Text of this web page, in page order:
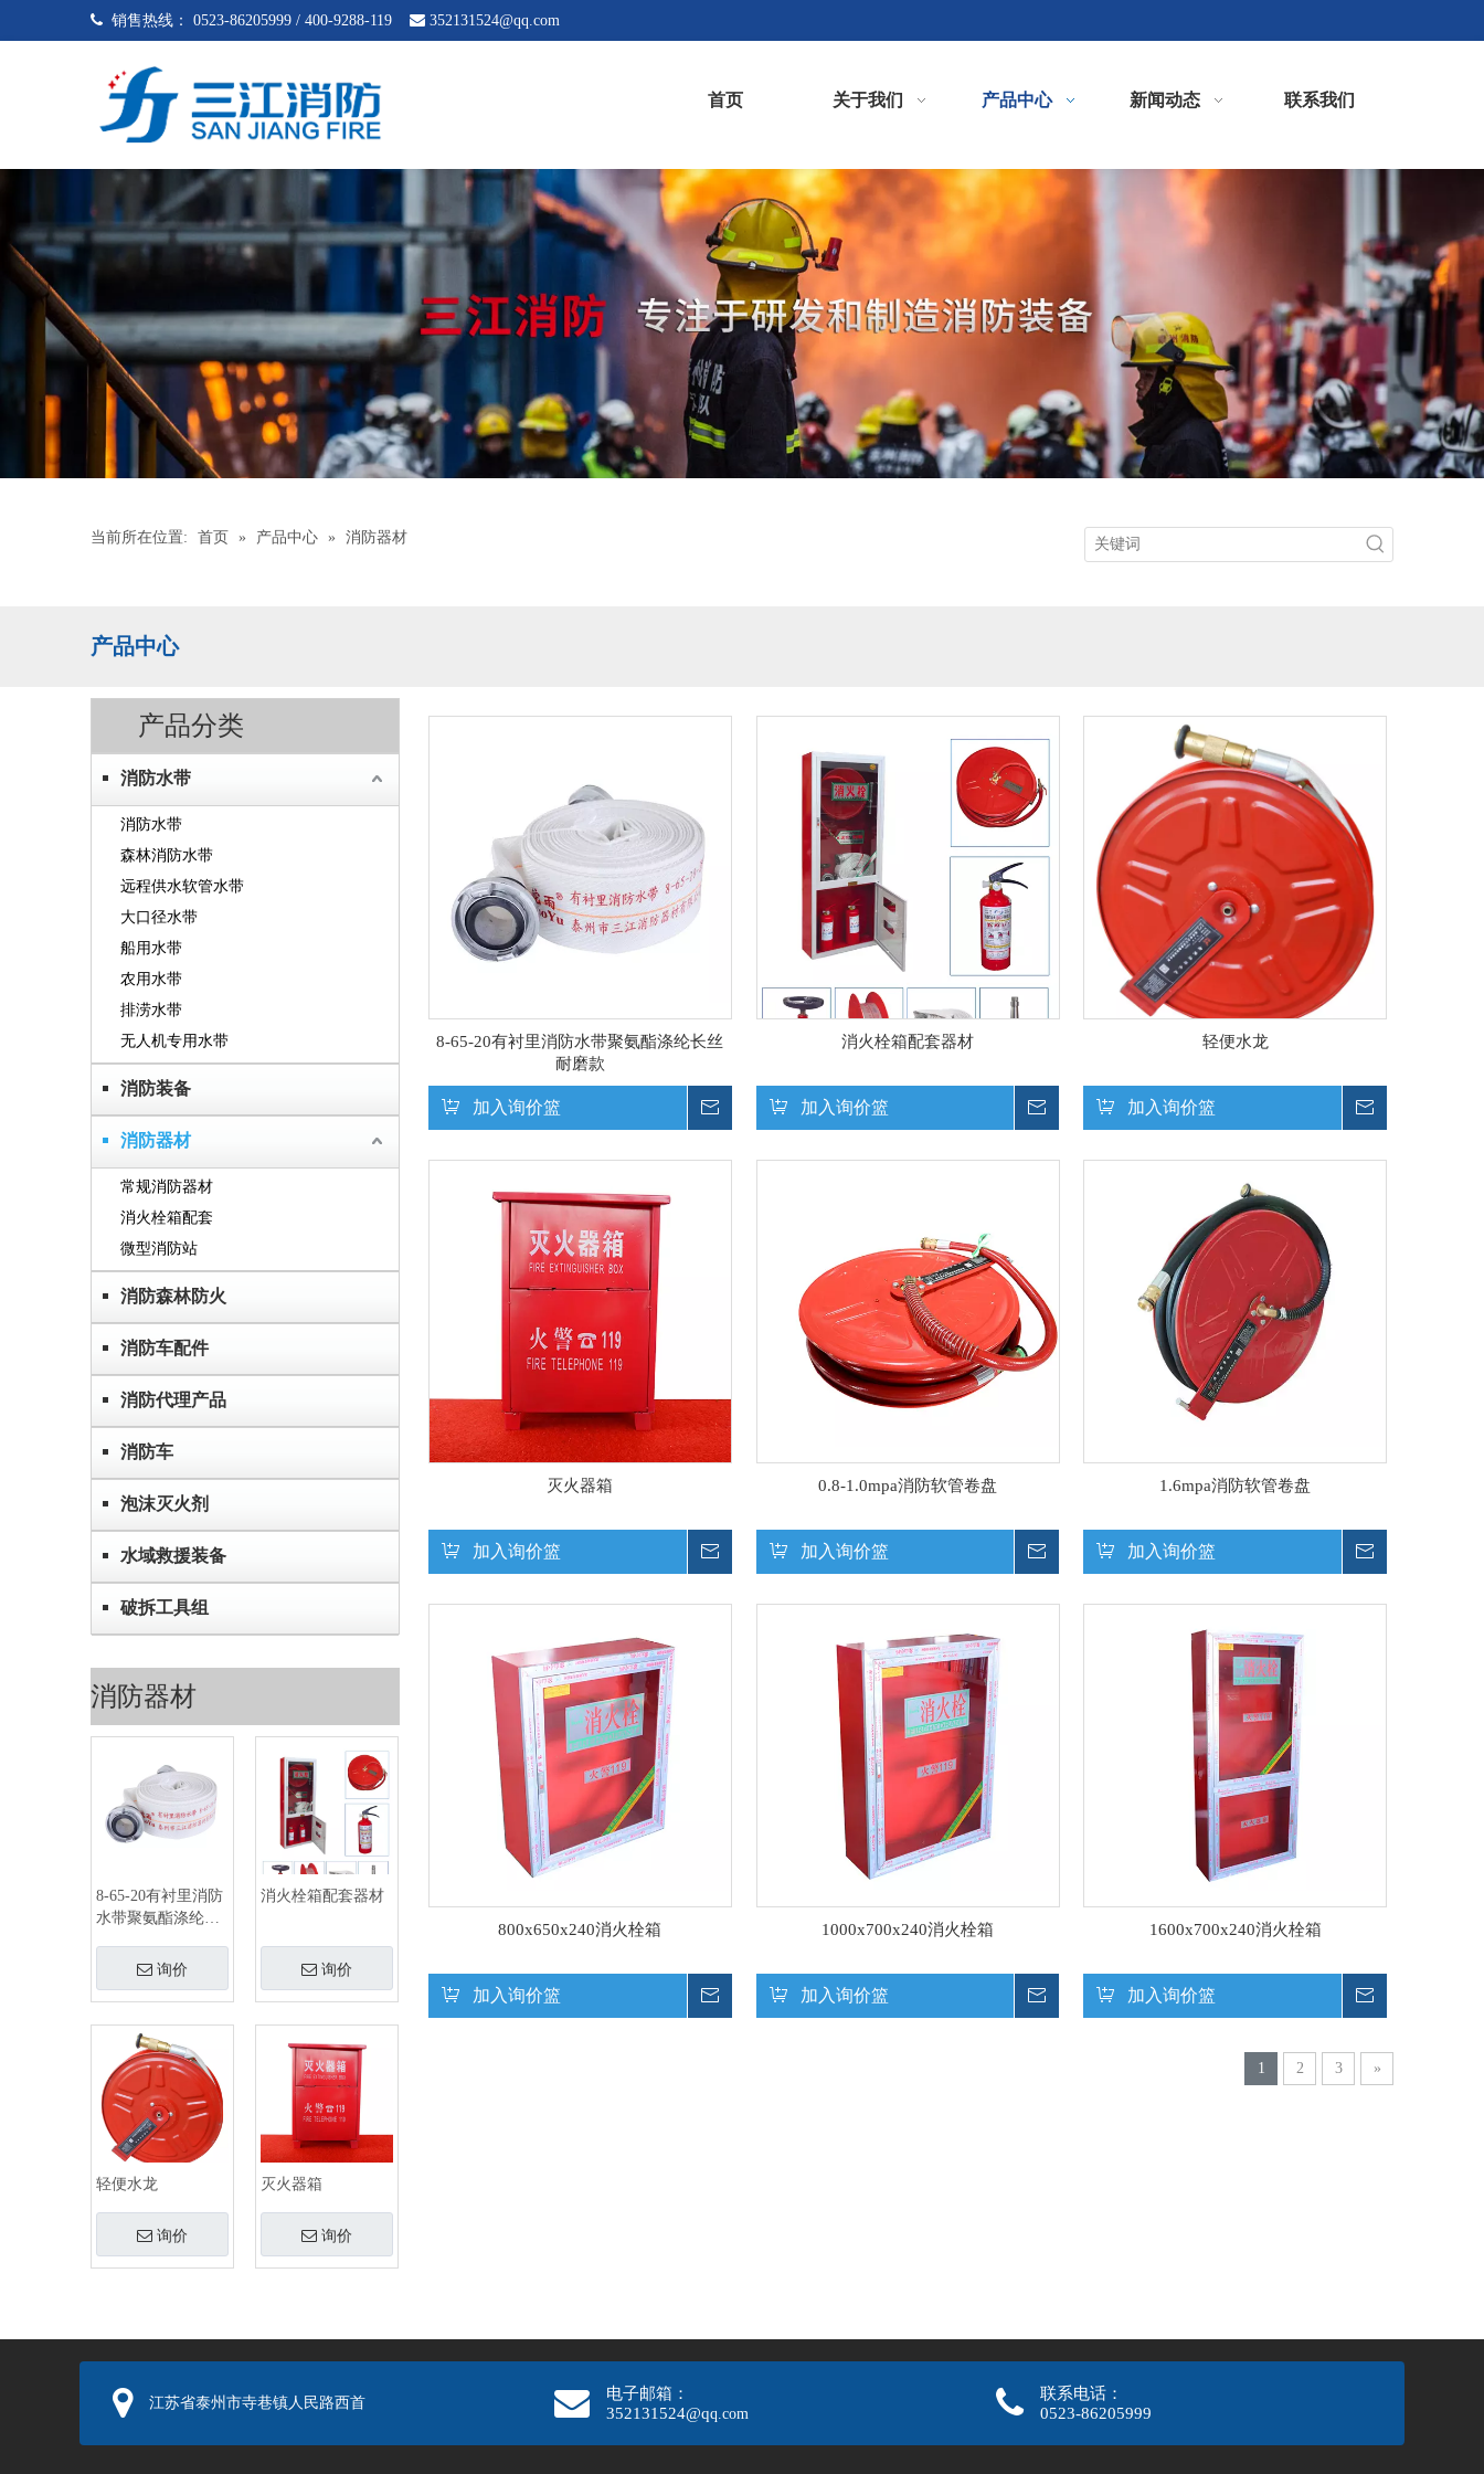
 销售热线： 0523-86205999 / 400-9288-119  352131524@qq.com
首页 关于我们 产品中心 新闻动态 联系我们
当前所在位置: 首页 » 产品中心 » 消防器材
产品中心
产品分类
消防水带
消防水带
森林消防水带
远程供水软管水带
大口径水带
船用水带
农用水带
排涝水带
无人机专用水带
消防装备
消防器材
常规消防器材
消火栓箱配套
微型消防站
消防森林防火
消防车配件
消防代理产品
消防车
泡沫灭火剂
水域救援装备
破拆工具组
消防器材
8-65-20有衬里消防
水带聚氨酯涤纶长
询价
消火栓箱配套器材
询价
轻便水龙
询价
灭火器箱
询价
8-65-20有衬里消防水带聚氨酯涤纶长丝
耐磨款
加入询价篮
消火栓箱配套器材
加入询价篮
轻便水龙
加入询价篮
灭火器箱
加入询价篮
0.8-1.0mpa消防软管卷盘
加入询价篮
1.6mpa消防软管卷盘
加入询价篮
800x650x240消火栓箱
加入询价篮
1000x700x240消火栓箱
加入询价篮
1600x700x240消火栓箱
加入询价篮
1 2 3 »
江苏省泰州市寺巷镇人民路西首
电子邮箱：
352131524@qq.com
联系电话：
0523-86205999